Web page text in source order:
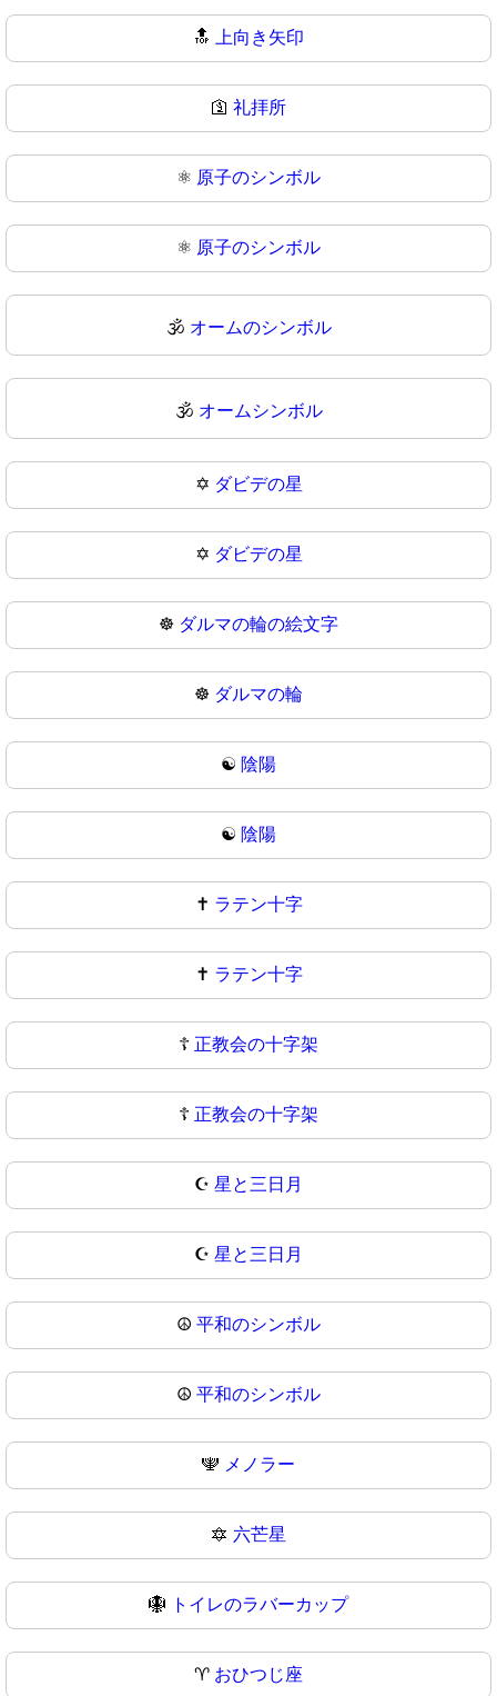
🔝 上向き矢印
🛐 礼拝所
⚛️ 原子のシンボル
⚛ 原子のシンボル
🕉️ オームのシンボル
🕉 オームシンボル
✡️ ダビデの星
✡ ダビデの星
☸️ ダルマの輪の絵文字
☸ ダルマの輪
☯️ 陰陽
☯ 陰陽
✝️ ラテン十字
✝ ラテン十字
☦️ 正教会の十字架
☦ 正教会の十字架
☪️ 星と三日月
☪ 星と三日月
☮️ 平和のシンボル
☮ 平和のシンボル
🕎 メノラー
🔯 六芒星
🪯 トイレのラバーカップ
♈ おひつじ座